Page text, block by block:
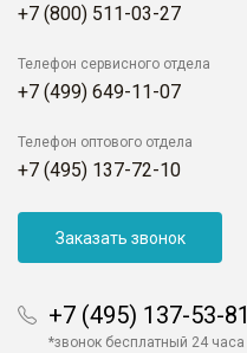
+7 (800) 511-03-27
Телефон сервисного отдела
+7 (499) 649-11-07
Телефон оптового отдела
+7 (495) 137-72-10
Заказать звонок
+7 (495) 137-53-81
*звонок бесплатный 24 часа